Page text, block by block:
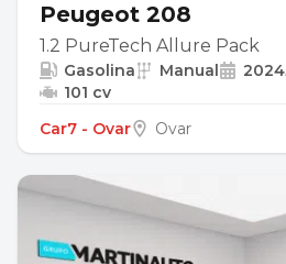
Peugeot 208
1.2 PureTech Allure Pack
Gasolina Manual 2024
101 cv
Car7 - Ovar
Ovar